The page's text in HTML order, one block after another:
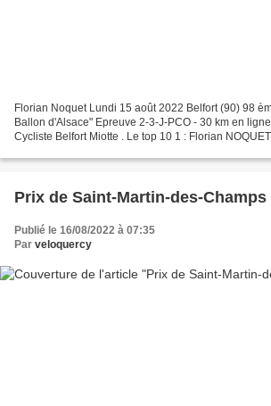
Florian Noquet Lundi 15 août 2022 Belfort (90) 98
Ballon d'Alsace" Epreuve 2-3-J-PCO - 30 km en
Cycliste Belfort Miotte . Le top 10 1 : Florian
Prix de Saint-Martin-des-Champs
Publié le 16/08/2022 à 07:35
Par veloquercy